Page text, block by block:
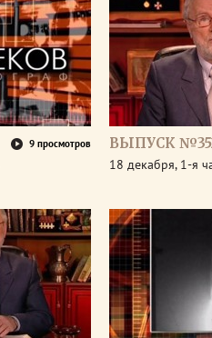
9 просмотров ВЫПУСК
18 декабря, 1-я